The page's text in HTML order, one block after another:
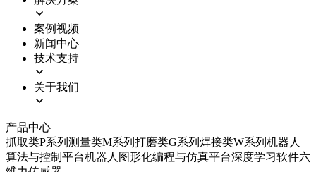
案例视频
新闻中心
技术支持
关于我们
产品中心
抓取类P系列 测量类M系列 打磨类G系列 焊接类W系列 机器人
算法与控制平台机器人图形化编程与仿真平台深度学习软件六